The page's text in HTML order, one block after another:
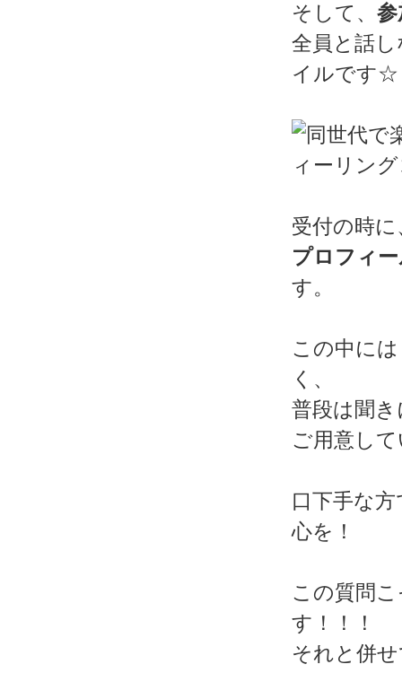
そして、
全員と話
イルです☆
受付の時に
プロフィ
す。
この中に
く、
普段は聞
ご用意し
口下手な
心を！
この質問
す！！！
それと併